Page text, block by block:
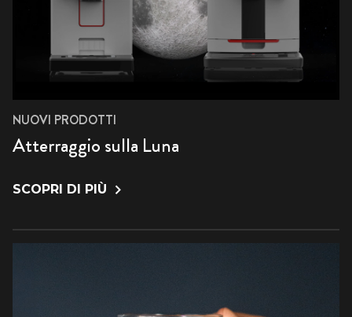
NUOVI PRODOTTI
Atterraggio sulla Luna
SCOPRI DI PIÙ